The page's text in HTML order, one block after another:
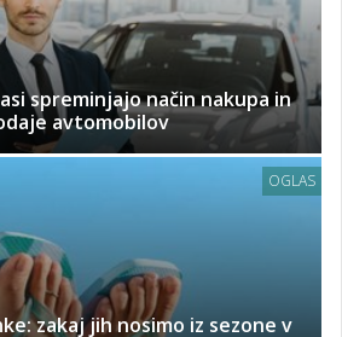
spreminjajo način nakupa in
avtomobilov
OGLAS
zakaj jih nosimo iz sezone v